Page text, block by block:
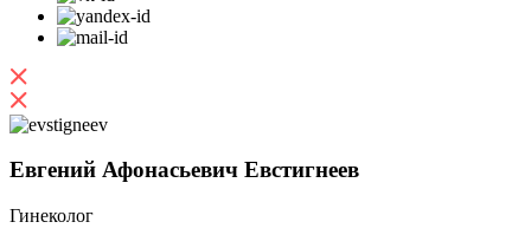
Евгений Афонасьевич Евстигнеев
Гинеколог